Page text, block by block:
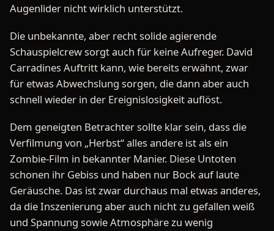
Augenlider nicht wirklich unterstützt.
Die unbekannte, aber recht solide agierende
Schauspielcrew sorgt auch für keine Aufreger. David
Carradines Auftritt kann, wie bereits erwähnt, zwar
für etwas Abwechslung sorgen, die dann aber auch
schnell wieder in der Ereignislosigkeit auflöst.
Dem geneigten Betrachter sollte klar sein, dass die
Verfilmung von „Herbst“ alles andere ist als ein
Zombie-Film in bekannter Manier. Diese Untoten
schonen ihr Gebiss und haben nur Bock auf laute
Geräusche. Das ist zwar durchaus mal etwas anderes,
da die Inszenierung aber auch nicht zu gefallen weiß
und Spannung sowie Atmosphäre zu wenig